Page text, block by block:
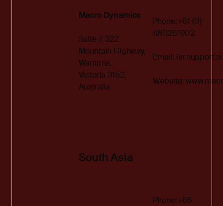
Macro Dynamics
Suite 7, 322
Mountain Highway,
Wantirna,
Victoria 3152,
Australia
Phone:+61 (0)
480261902
Email:
Website:
South Asia
Phone:+65